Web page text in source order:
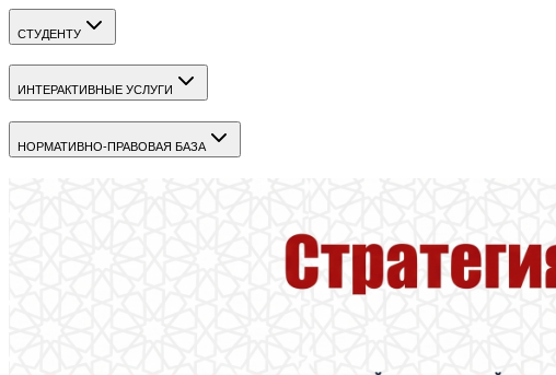
СТУДЕНТУ
ИНТЕРАКТИВНЫЕ УСЛУГИ
НОРМАТИВНО-ПРАВОВАЯ БАЗА